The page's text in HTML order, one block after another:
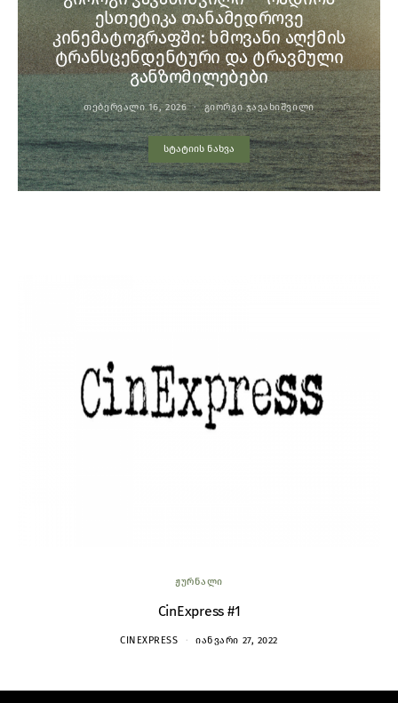
ესთეტიკა თანამედროვე
კინემატოგრაფში: ხმოვანი აღქმის
ტრანსცენდენტური და ტრავმული
განზომილებები
ᲗᲔᲑᲔᲠᲕᲐᲚᲘ 16, 2026 ᲒᲘᲝᲠᲒᲘ ᲯᲐᲕᲐᲮᲘᲨᲕᲘᲚᲘ
სტატიის ნახვა
ᲟᲣᲠᲜᲐᲚᲘ
CinExpress #1
CINEXPRESS ᲘᲐᲜᲕᲐᲠᲘ 27, 2022